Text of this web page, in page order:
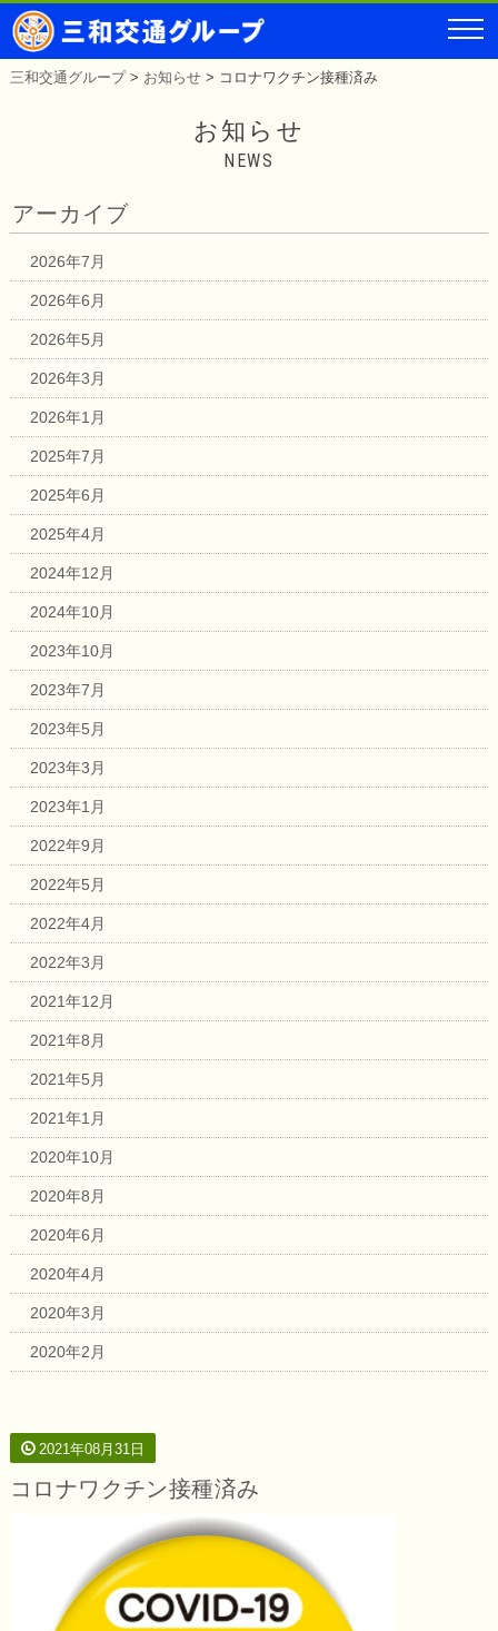
三和交通グループ> お知らせ> コロナワクチン接種済み
お知らせ
NEWS
アーカイブ
2026年7月
2026年6月
2026年5月
2026年3月
2026年1月
2025年7月
2025年6月
2025年4月
2024年12月
2024年10月
2023年10月
2023年7月
2023年5月
2023年3月
2023年1月
2022年9月
2022年5月
2022年4月
2022年3月
2021年12月
2021年8月
2021年5月
2021年1月
2020年10月
2020年8月
2020年6月
2020年4月
2020年3月
2020年2月
2021年08月31日
コロナワクチン接種済み